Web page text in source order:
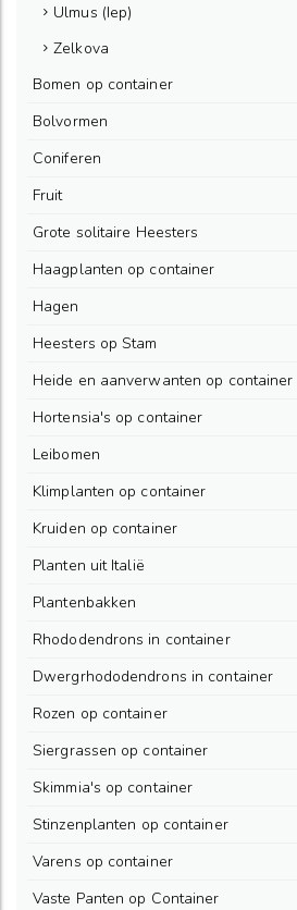
Ulmus (Iep)
Zelkova
Bomen op container
Bolvormen
Coniferen
Fruit
Grote solitaire Heesters
Haagplanten op container
Hagen
Heesters op Stam
Heide en aanverwanten op container
Hortensia's op container
Leibomen
Klimplanten op container
Kruiden op container
Planten uit Italië
Plantenbakken
Rhododendrons in container
Dwergrhododendrons in container
Rozen op container
Siergrassen op container
Skimmia's op container
Stinzenplanten op container
Varens op container
Vaste Panten op Container